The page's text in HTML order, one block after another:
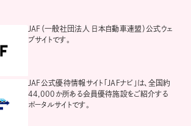
JAF（一般社団法人 日本自動車連盟）公式ウェ
ブサイトです。
JAF公式優待情報サイト「JAFナビ」は、全国約
44,000か所ある会員優待施設をご紹介する
ポータルサイトです。